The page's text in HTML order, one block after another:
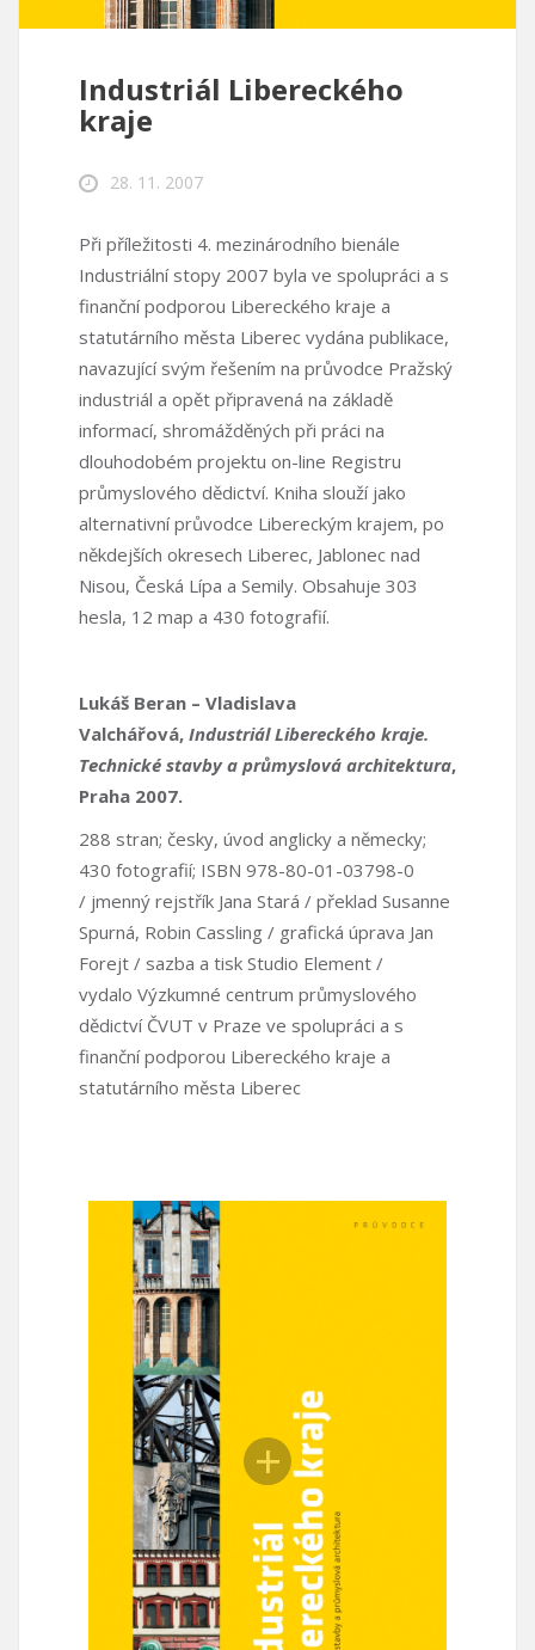
Industriál Libereckého
kraje
28. 11. 2007
Při příležitosti 4. mezinárodního bienále
Industriální stopy 2007 byla ve spolupráci a s
finanční podporou Libereckého kraje a
statutárního města Liberec vydána publikace,
navazující svým řešením na průvodce Pražský
industriál a opět připravená na základě
informací, shromážděných při práci na
dlouhodobém projektu on-line Registru
průmyslového dědictví. Kniha slouží jako
alternativní průvodce Libereckým krajem, po
někdejších okresech Liberec, Jablonec nad
Nisou, Česká Lípa a Semily. Obsahuje 303
hesla, 12 map a 430 fotografií.
Lukáš Beran – Vladislava
Valchářová, Industriál Libereckého kraje.
Technické stavby a průmyslová architektura,
Praha 2007.
288 stran; česky, úvod anglicky a německy;
430 fotografií; ISBN 978-80-01-03798-0
/ jmenný rejstřík Jana Stará / překlad Susanne
Spurná, Robin Cassling / grafická úprava Jan
Forejt / sazba a tisk Studio Element /
vydalo Výzkumné centrum průmyslového
dědictví ČVUT v Praze ve spolupráci a s
finanční podporou Libereckého kraje a
statutárního města Liberec